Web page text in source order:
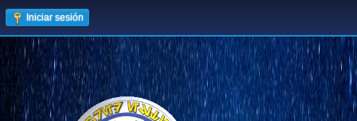
Iniciar sesión